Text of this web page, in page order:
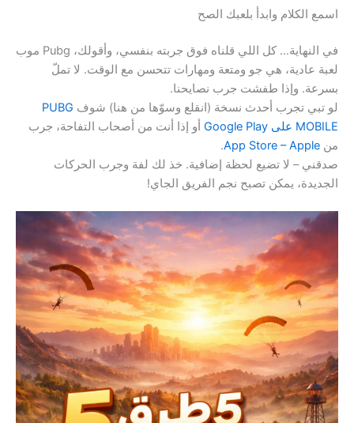
اسمع الكلام وابدأ بلعبك الصح
في النهاية… كل اللي قلناه فوق جربته بنفسي، وأقولك، Pubg موب
لعبة عادية، هي جو ومتعة ومهارات تتحسن مع الوقت. لا تملّ
بسرعة. وإذا طفشت جرب نصايحنا.
لو تبي تجرب أحدث نسخة (انقلع وسوّها من هنا) شوف PUBG
MOBILE على Google Play
أو إذا أنت من أصحاب التفاحة، جرب
من App Store – Apple
.
صدقني – لا تضيع لحظة إضافية. خذ لك لفة وجرب الحركات
الجديدة، يمكن تصبح نجم الفريق الجاي!